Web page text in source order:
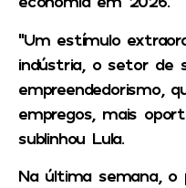
“Um estímulo
indústria, o setor de
empreendedorismo,
empregos, mais
sublinhou Lula.
Na última semana, o